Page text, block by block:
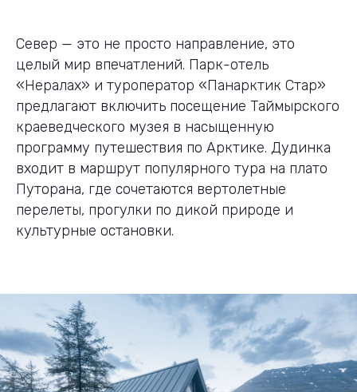
Север — это не просто направление, это
целый мир впечатлений. Парк-отель
«Нералах» и туроператор «Панарктик Стар»
предлагают включить посещение Таймырского
краеведческого музея в насыщенную
программу путешествия по Арктике. Дудинка
входит в маршрут популярного тура на плато
Путорана, где сочетаются вертолетные
перелеты, прогулки по дикой природе и
культурные остановки.